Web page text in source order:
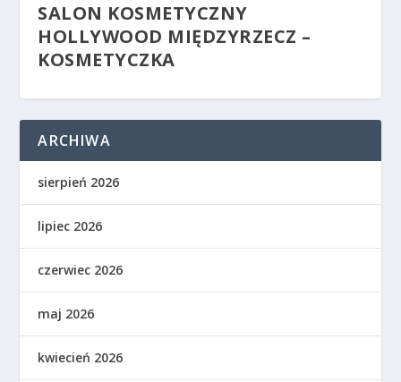
SALON KOSMETYCZNY
HOLLYWOOD MIĘDZYRZECZ –
KOSMETYCZKA
ARCHIWA
sierpień 2026
lipiec 2026
czerwiec 2026
maj 2026
kwiecień 2026